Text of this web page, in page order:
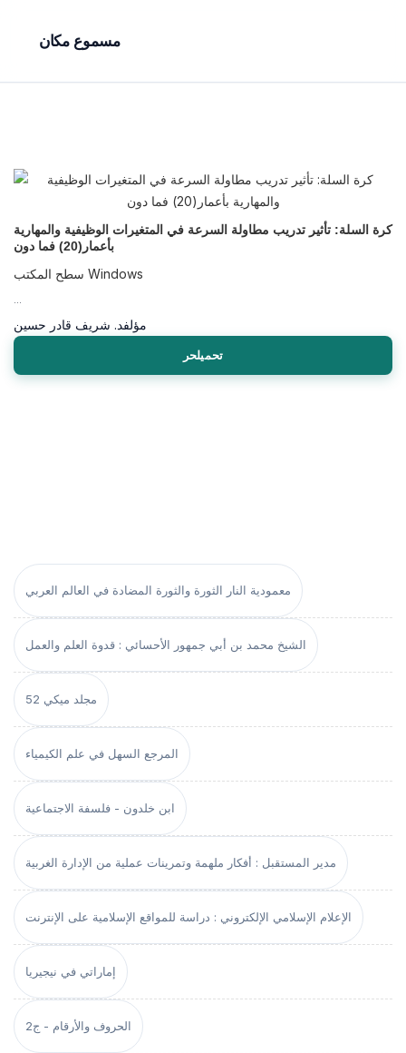
مسموع مكان
معمودية النار الثورة والثورة المضادة في العالم العربي
الشيخ محمد بن أبي جمهور الأحسائي : قدوة العلم والعمل
مجلد ميكي 52
المرجع السهل في علم الكيمياء
ابن خلدون - فلسفة الاجتماعية
مدير المستقبل : أفكار ملهمة وتمرينات عملية من الإدارة الغربية
الإعلام الإسلامي الإلكتروني : دراسة للمواقع الإسلامية على الإنترنت
إماراتي في نيجيريا
الحروف والأرقام - ج2
كرة السلة: تأثير تدريب مطاولة السرعة في المتغيرات الوظيفية والمهارية
بأعمار(20) فما دون
سطح المكتب Windows
مؤلفد. شريف قادر حسين
تحميلحر